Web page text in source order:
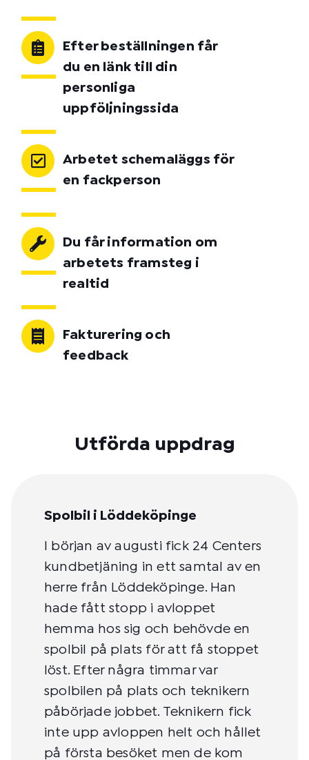
Efter beställningen får
du en länk till din
personliga
uppföljningssida
Arbetet schemaläggs för
en fackperson
Du får information om
arbetets framsteg i
realtid
Fakturering och
feedback
Utförda uppdrag
Spolbil i Löddeköpinge
I början av augusti fick 24 Centers
kundbetjäning in ett samtal av en
herre från Löddeköpinge. Han
hade fått stopp i avloppet
hemma hos sig och behövde en
spolbil på plats för att få stoppet
löst. Efter några timmar var
spolbilen på plats och teknikern
påbörjade jobbet. Teknikern fick
inte upp avloppen helt och hållet
på första besöket men de kom